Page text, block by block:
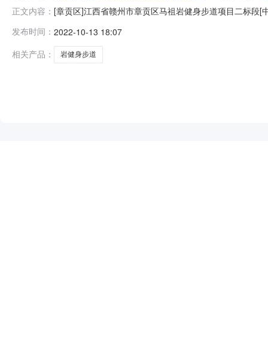
正文内容： [章贡区]江西省赣州市章贡区马祖岩健身步道项目二标段
本工程工程量清单及施工图纸所对应的相关专业工作内
排序及相关内容(
发布时间： 2022-10-13 18:07
相关产品：
岩健身步道